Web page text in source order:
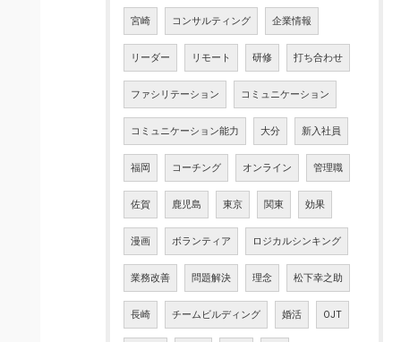
宮崎 コンサルティング 企業情報
リーダー リモート 研修 打ち合わせ
ファシリテーション コミュニケーション
コミュニケーション能力 大分 新入社員
福岡 コーチング オンライン 管理職
佐賀 鹿児島 東京 関東 効果
漫画 ボランティア ロジカルシンキング
業務改善 問題解決 理念 松下幸之助
長崎 チームビルディング 婚活 OJT